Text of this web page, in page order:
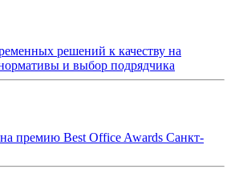
решений к качеству на
и выбор подрядчика
премию Best Office Awards Санкт-